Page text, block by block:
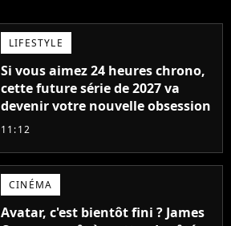
LIFESTYLE
Si vous aimez 24 heures chrono,
cette future série de 2027 va
devenir votre nouvelle obsession
11:12
CINÉMA
Avatar, c'est bientôt fini ? James